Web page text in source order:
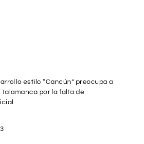
estilo “Cancún” preocupa a
Talamanca por la falta de